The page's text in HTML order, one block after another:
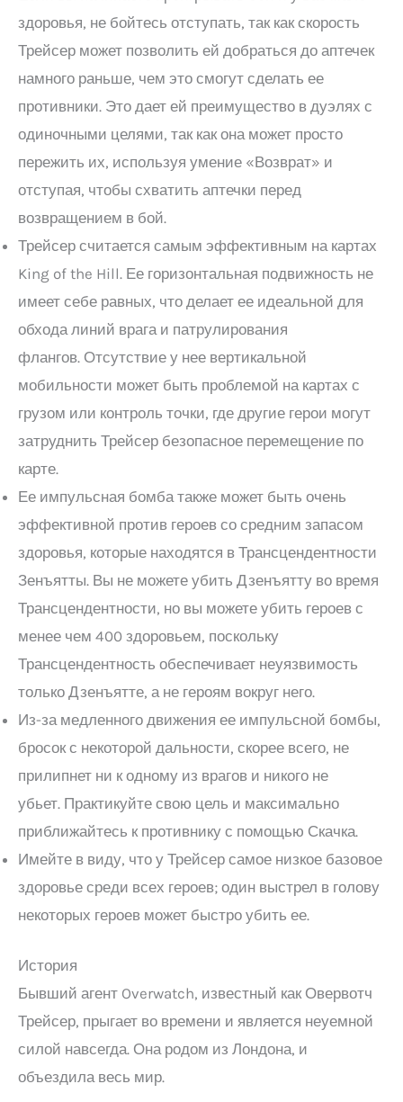
здоровья, не бойтесь отступать, так как скорость
Трейсер может позволить ей добраться до аптечек
намного раньше, чем это смогут сделать ее
противники. Это дает ей преимущество в дуэлях с
одиночными целями, так как она может просто
пережить их, используя умение «Возврат» и
отступая, чтобы схватить аптечки перед
возвращением в бой.
Трейсер считается самым эффективным на картах
King of the Hill. Ее горизонтальная подвижность не
имеет себе равных, что делает ее идеальной для
обхода линий врага и патрулирования
флангов. Отсутствие у нее вертикальной
мобильности может быть проблемой на картах с
грузом или контроль точки, где другие герои могут
затруднить Трейсер безопасное перемещение по
карте.
Ее импульсная бомба также может быть очень
эффективной против героев со средним запасом
здоровья, которые находятся в Трансцендентности
Зенъятты. Вы не можете убить Дзенъятту во время
Трансцендентности, но вы можете убить героев с
менее чем 400 здоровьем, поскольку
Трансцендентность обеспечивает неуязвимость
только Дзенъятте, а не героям вокруг него.
Из-за медленного движения ее импульсной бомбы,
бросок с некоторой дальности, скорее всего, не
прилипнет ни к одному из врагов и никого не
убьет. Практикуйте свою цель и максимально
приближайтесь к противнику с помощью Скачка.
Имейте в виду, что у Трейсер самое низкое базовое
здоровье среди всех героев; один выстрел в голову
некоторых героев может быстро убить ее.
История
Бывший агент Overwatch, известный как Овервотч
Трейсер, прыгает во времени и является неуемной
силой навсегда. Она родом из Лондона, и
объездила весь мир.